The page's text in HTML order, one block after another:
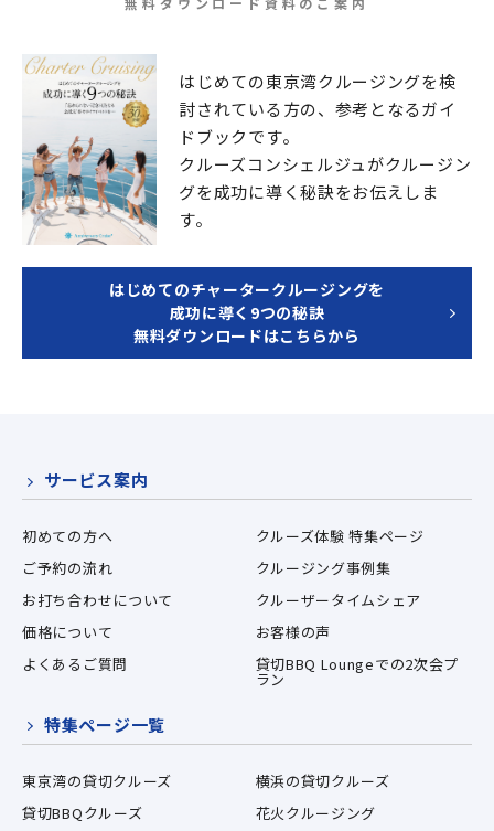
はじめての東京湾クルージングを検
討されている方の、 参考となるガイ
ドブックです。
クルーズコンシェルジュがクルージン
グを成功に導く秘訣をお伝えしま
す。
はじめてのチャータークルージングを
成功に導く9つの秘訣
無料ダウンロードはこちらから
サービス案内
初めての方へ
クルーズ体験 特集ページ
ご予約の流れ
クルージング事例集
お打ち合わせについて
クルーザータイムシェア
価格について
お客様の声
よくあるご質問
貸切BBQ Loungeでの2次会プ
ラン
特集ページ一覧
東京湾の貸切クルーズ
横浜の貸切クルーズ
貸切BBQクルーズ
花火クルージング